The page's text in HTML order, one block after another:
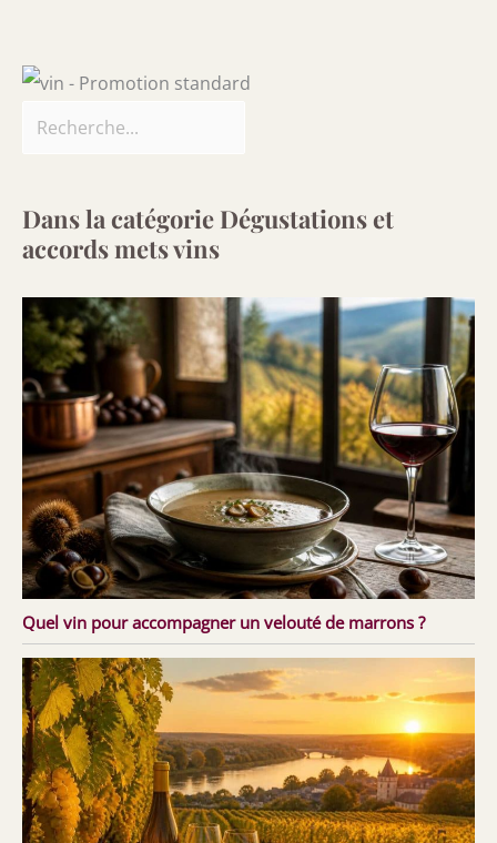
Dans la catégorie Dégustations et
accords mets vins
Quel vin pour accompagner un velouté de marrons ?